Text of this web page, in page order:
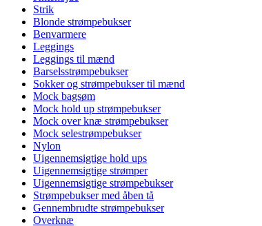
Strik
Blonde strømpebukser
Benvarmere
Leggings
Leggings til mænd
Barselsstrømpebukser
Sokker og strømpebukser til mænd
Mock bagsøm
Mock hold up strømpebukser
Mock over knæ strømpebukser
Mock selestrømpebukser
Nylon
Uigennemsigtige hold ups
Uigennemsigtige strømper
Uigennemsigtige strømpebukser
Strømpebukser med åben tå
Gennembrudte strømpebukser
Overknæ